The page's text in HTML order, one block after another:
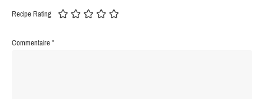
Recipe Rating
Commentaire*